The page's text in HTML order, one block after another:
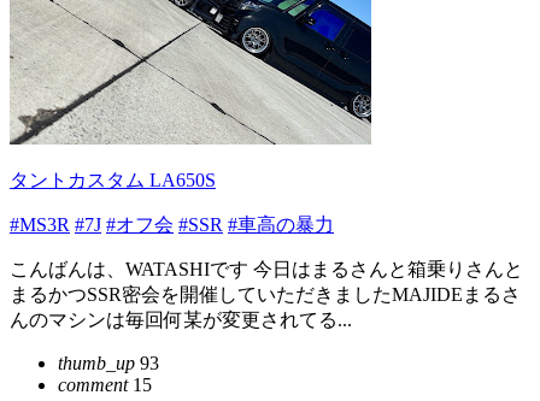
タントカスタム LA650S
#MS3R #7J #オフ会 #SSR #車高の暴力
こんばんは、WATASHIです 今日はまるさんと箱乗りさんと
まるかつSSR密会を開催していただきましたMAJIDEまるさ
んのマシンは毎回何某が変更されてる...
thumb_up 93
comment15